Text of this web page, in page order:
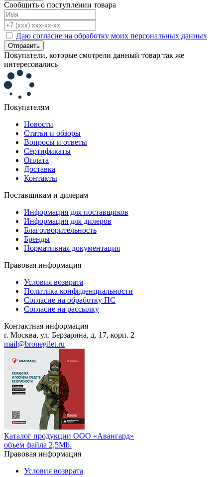
Сообщить о поступлении товара
Даю согласие на обработку моих персональных данных
Отправить
Покупатели, которые смотрели данный товар так же
интересовались
Покупателям
Новости
Статьи и обзоры
Вопросы и ответы
Сертификаты
Оплата
Доставка
Контакты
Поставщикам и дилерам
Информация для поставщиков
Информация для дилеров
Благотворительность
Бренды
Нормативная документация
Правовая информация
Условия возврата
Политика конфиденциальности
Согласие на обработку ПС
Согласие на рассылку
Контактная информация
г. Москва, ул. Берзарина, д. 17, корп. 2
mail@bronegilet.ru
Каталог продукции ООО «Авангард»
объем файла 2,5Mb.
Правовая информация
Условия возврата